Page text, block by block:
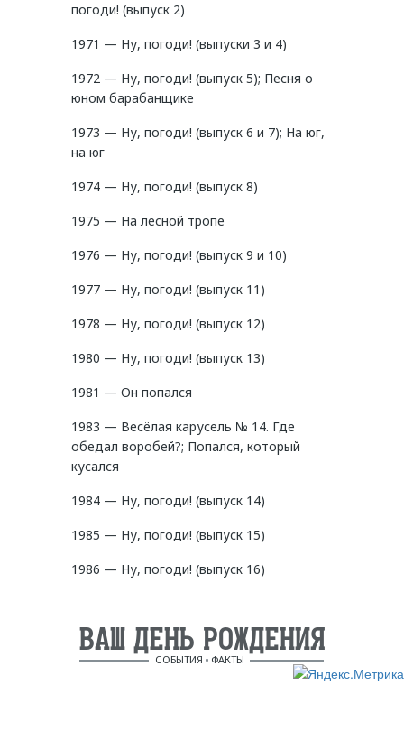
погоди! (выпуск 2)
1971 — Ну, погоди! (выпуски 3 и 4)
1972 — Ну, погоди! (выпуск 5); Песня о
юном барабанщике
1973 — Ну, погоди! (выпуск 6 и 7); На юг,
на юг
1974 — Ну, погоди! (выпуск 8)
1975 — На лесной тропе
1976 — Ну, погоди! (выпуск 9 и 10)
1977 — Ну, погоди! (выпуск 11)
1978 — Ну, погоди! (выпуск 12)
1980 — Ну, погоди! (выпуск 13)
1981 — Он попался
1983 — Весёлая карусель № 14. Где
обедал воробей?; Попался, который
кусался
1984 — Ну, погоди! (выпуск 14)
1985 — Ну, погоди! (выпуск 15)
1986 — Ну, погоди! (выпуск 16)
ВАШ ДЕНЬ РОЖДЕНИЯ
СОБЫТИЯ ФАКТЫ